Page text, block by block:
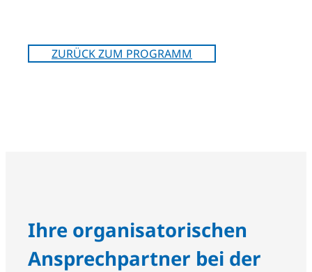
ZURÜCK ZUM PROGRAMM
Ihre organisatorischen
Ansprechpartner bei der